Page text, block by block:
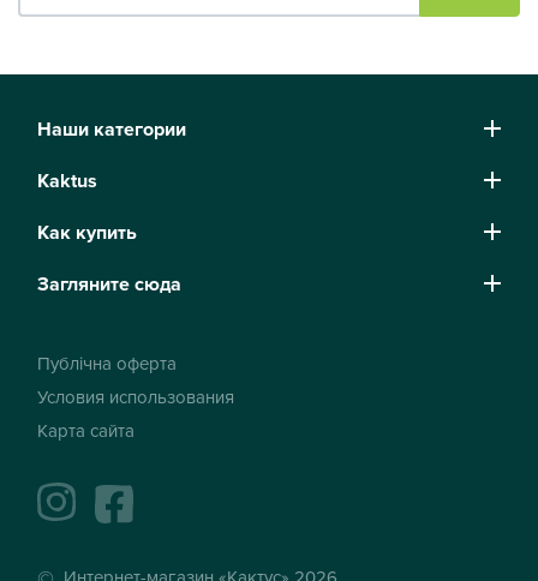
Наши категории
Kaktus
Как купить
Загляните сюда
Публічна оферта
Условия использования
Карта сайта
instagramfacebook